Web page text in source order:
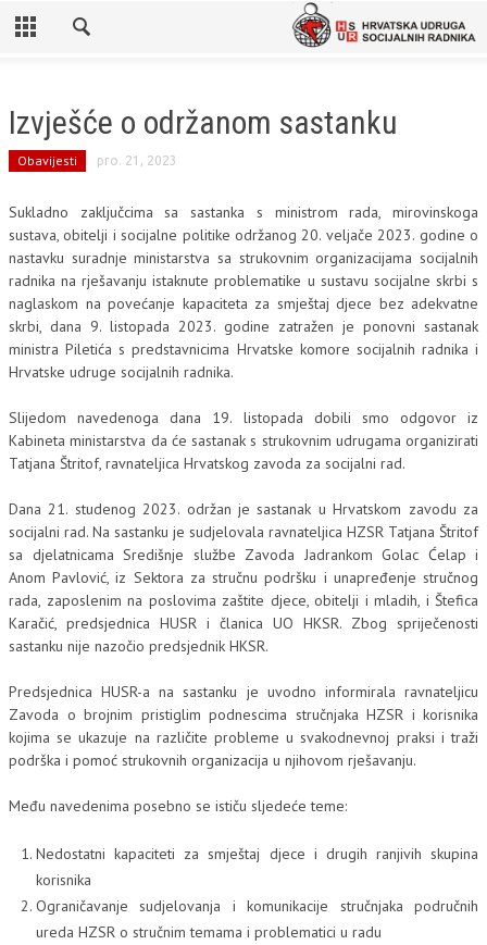
Izvješće o održanom sastanku
Obavijesti pro. 21, 2023
Sukladno zaključcima sa sastanka s ministrom rada, mirovinskoga
sustava, obitelji i socijalne politike održanog 20. veljače 2023. godine o
nastavku suradnje ministarstva sa strukovnim organizacijama socijalnih
radnika na rješavanju istaknute problematike u sustavu socijalne skrbi s
naglaskom na povećanje kapaciteta za smještaj djece bez adekvatne
skrbi, dana 9. listopada 2023. godine zatražen je ponovni sastanak
ministra Piletića s predstavnicima Hrvatske komore socijalnih radnika i
Hrvatske udruge socijalnih radnika.
Slijedom navedenoga dana 19. listopada dobili smo odgovor iz
Kabineta ministarstva da će sastanak s strukovnim udrugama organizirati
Tatjana Štritof, ravnateljica Hrvatskog zavoda za socijalni rad.
Dana 21. studenog 2023. održan je sastanak u Hrvatskom zavodu za
socijalni rad. Na sastanku je sudjelovala ravnateljica HZSR Tatjana Štritof
sa djelatnicama Središnje službe Zavoda Jadrankom Golac Ćelap i
Anom Pavlović, iz Sektora za stručnu podršku i unapređenje stručnog
rada, zaposlenim na poslovima zaštite djece, obitelji i mladih, i Štefica
Karačić, predsjednica HUSR i članica UO HKSR. Zbog spriječenosti
sastanku nije nazočio predsjednik HKSR.
Predsjednica HUSR-a na sastanku je uvodno informirala ravnateljicu
Zavoda o brojnim pristiglim podnescima stručnjaka HZSR i korisnika
kojima se ukazuje na različite probleme u svakodnevnoj praksi i traži
podrška i pomoć strukovnih organizacija u njihovom rješavanju.
Među navedenima posebno se ističu sljedeće teme:
Nedostatni kapaciteti za smještaj djece i drugih ranjivih skupina
korisnika
Ograničavanje sudjelovanja i komunikacije stručnjaka područnih
ureda HZSR o stručnim temama i problematici u radu